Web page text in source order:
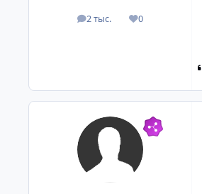
2 тыс.
посты 0
Репутация